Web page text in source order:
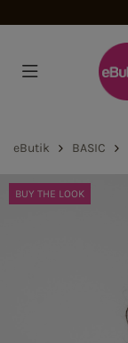
eButik BASIC
BUY THE LOOK